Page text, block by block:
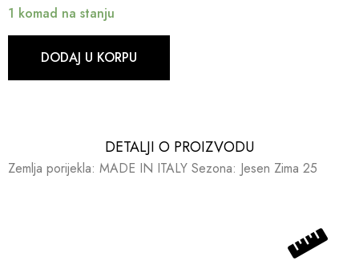
1 komad na stanju
DODAJ U KORPU
DETALJI O PROIZVODU​​
Zemlja porijekla: MADE IN ITALY Sezona: Jesen Zima 25